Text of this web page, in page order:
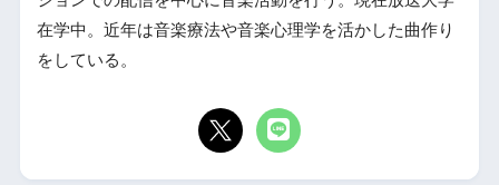
在学中。近年は音楽療法や音楽心理学を活かした曲作り
をしている。